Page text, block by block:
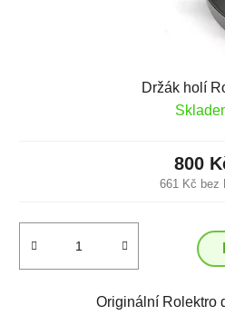
Držák holí
661 Kč bez
800
Originální Rolektro